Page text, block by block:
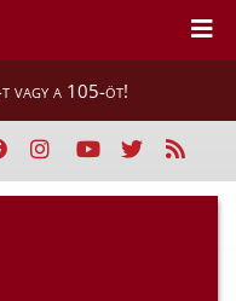
t vagy a 105-öt!